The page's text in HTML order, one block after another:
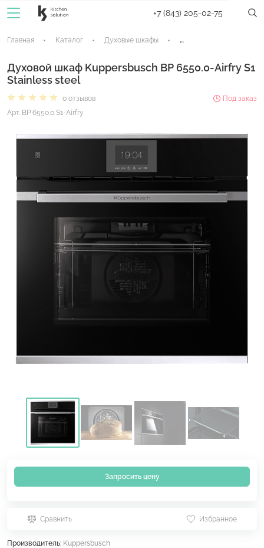
+7 (843) 205-02-75
Главная Каталог Духовые шкафы Электрические
Духовой шкаф Kuppersbusch BP 6550.0-Airfry S1
Stainless steel
0 отзывов
Под заказ
Арт. BP 6550.0 S1-Airfry
Запросить цену
Сравнить Избранное
Производитель: Kuppersbusch